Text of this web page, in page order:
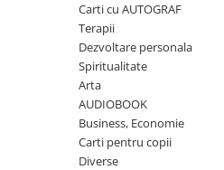
Spiritualitate
AUDIOBOOK
Business, Economie
Carti pentru copii
Carti cu AUTOGRAF
Terapii
Dezvoltare personala
Spiritualitate
Arta
AUDIOBOOK
Business, Economie
Carti pentru copii
Diverse